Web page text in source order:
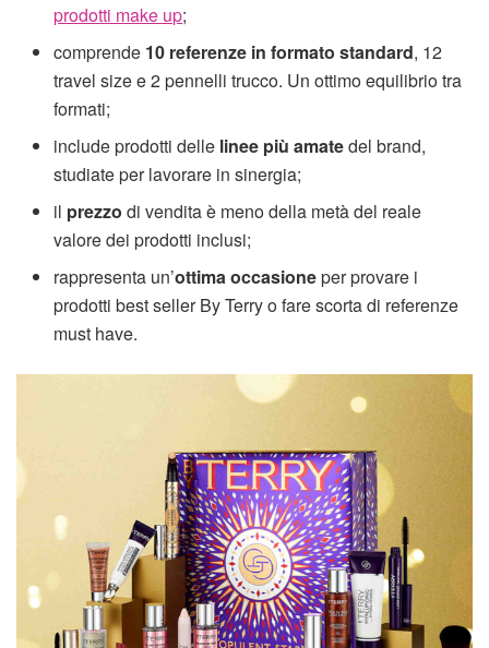
prodotti make up;
comprende 10 referenze in formato standard, 12
travel size e 2 pennelli trucco. Un ottimo equilibrio tra
formati;
include prodotti delle linee più amatedel brand,
studiate per lavorare in sinergia;
il prezzo di vendita è meno della metà del reale
valore dei prodotti inclusi;
rappresenta un’ottima occasioneper provare i
prodotti best seller By Terry o fare scorta di referenze
must have.